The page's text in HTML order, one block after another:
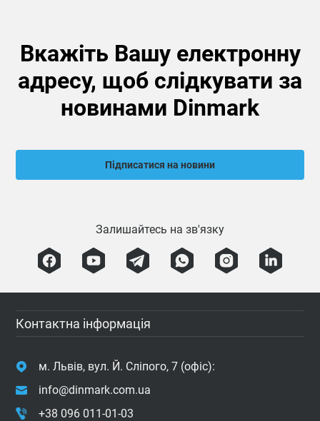
Вкажіть Вашу електронну
адресу, щоб слідкувати за
новинами Dinmark
Підписатися на новини
Залишайтесь на зв'язку
Контактна інформація
м. Львів, вул. Й. Сліпого, 7 (офіс):
info@dinmark.com.ua
+38 096 011-01-03